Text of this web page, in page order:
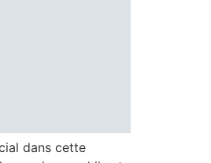
dans cette